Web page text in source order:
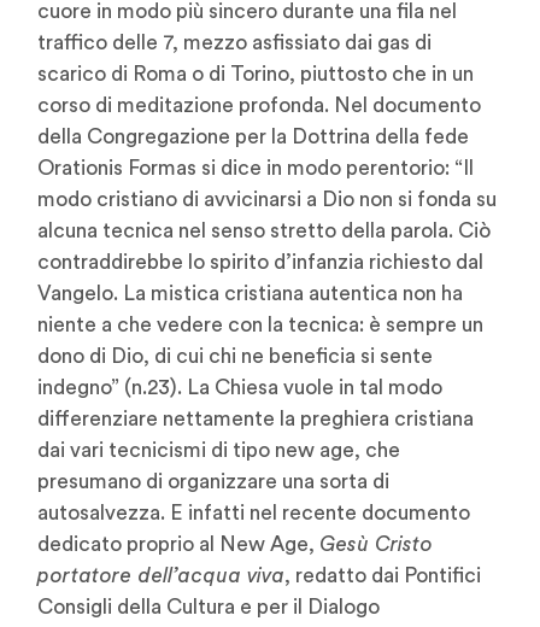
cuore in modo più sincero durante una fila nel
traffico delle 7, mezzo asfissiato dai gas di
scarico di Roma o di Torino, piuttosto che in un
corso di meditazione profonda. Nel documento
della Congregazione per la Dottrina della fede
Orationis Formas si dice in modo perentorio: “Il
modo cristiano di avvicinarsi a Dio non si fonda su
alcuna tecnica nel senso stretto della parola. Ciò
contraddirebbe lo spirito d’infanzia richiesto dal
Vangelo. La mistica cristiana autentica non ha
niente a che vedere con la tecnica: è sempre un
dono di Dio, di cui chi ne beneficia si sente
indegno” (n.23). La Chiesa vuole in tal modo
differenziare nettamente la preghiera cristiana
dai vari tecnicismi di tipo new age, che
presumano di organizzare una sorta di
autosalvezza. E infatti nel recente documento
dedicato proprio al New Age, Gesù Cristo
portatore dell’acqua viva, redatto dai Pontifici
Consigli della Cultura e per il Dialogo